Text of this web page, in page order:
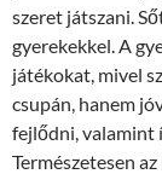
szeret játszani.
gyerekekkel. A
játékokat, mivel
csupán, hanem
fejlődni, valamint
Természetesen